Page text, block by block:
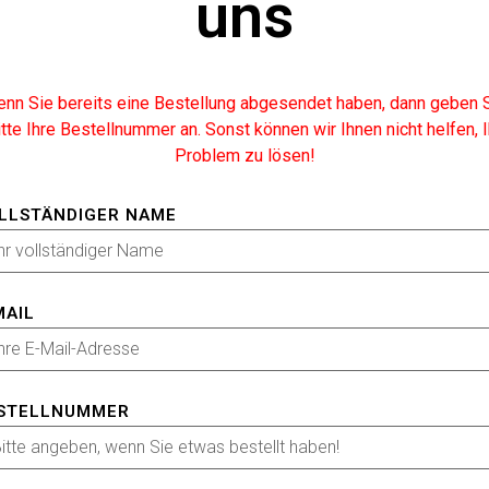
uns
Sie bereits eine Bestellung abgesendet haben, dann geben
Ihre Bestellnummer an. Sonst können wir Ihnen nicht helfen,
Problem zu lösen!
NAME